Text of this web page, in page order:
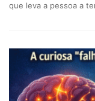
que leva a pessoa a